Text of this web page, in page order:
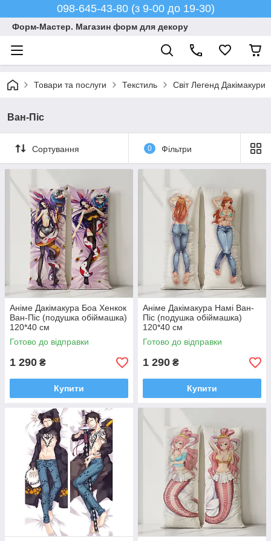
098-645-43-80 (з 9-00 до 19-30)
Форм-Мастер. Магазин форм для декору
Товари та послуги Текстиль Світ Легенд Дакімакури
Ван-Піс
Сортування 0 Фільтри
Аніме Дакімакура Боа Хенкок
Ван-Піс (подушка обіймашка)
120*40 см
Готово до відправки
1 290 ₴
Купити
Аніме Дакімакура Намі Ван-
Піс (подушка обіймашка)
120*40 см
Готово до відправки
1 290 ₴
Купити